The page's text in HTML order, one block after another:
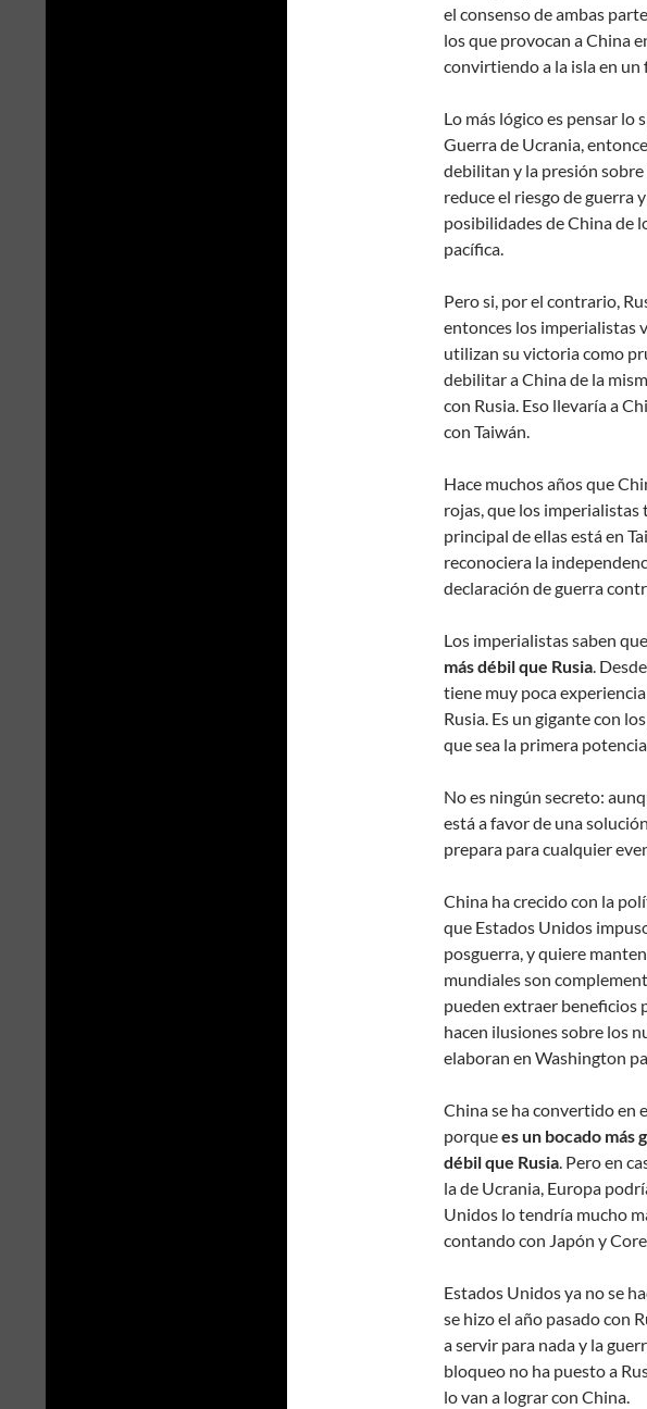
el consenso de ambas
los que provocan a China
convirtiendo a la isla en
Lo más lógico es pensar lo
Guerra de Ucrania,
debilitan y la presión sobre
reduce el riesgo de guerra
posibilidades de China de
pacífica.
Pero si, por el contrario,
entonces los imperialistas
utilizan su victoria como
debilitar a China de la
con Rusia. Eso llevaría a
con Taiwán.
Hace muchos años que
rojas, que los imperialistas
principal de ellas está en
reconociera la
declaración de guerra
Los imperialistas saben que
más débil que Rusia.
tiene muy poca
Rusia. Es un gigante con
que sea la primera
No es ningún secreto:
está a favor de una
prepara para cualquier
China ha crecido con la
que Estados Unidos
posguerra, y quiere
mundiales son
pueden extraer beneficios
hacen ilusiones sobre los
elaboran en Washington
China se ha convertido en
porquees un bocado más
débil que Rusia. Pero en
la de Ucrania, Europa
Unidos lo tendría mucho
contando con Japón y
Estados Unidos ya no se
se hizo el año pasado con
a servir para nada y la
bloqueo no ha puesto a
lo van a lograr con China.